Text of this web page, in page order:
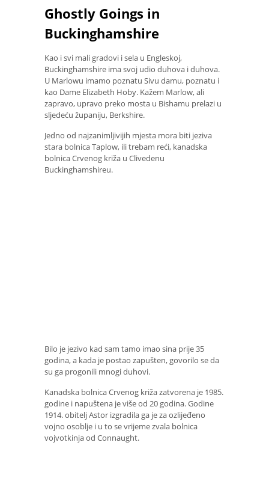
Ghostly Goings in
Buckinghamshire
Kao i svi mali gradovi i sela u Engleskoj,
Buckinghamshire ima svoj udio duhova i duhova.
U Marlowu imamo poznatu Sivu damu, poznatu i
kao Dame Elizabeth Hoby. Kažem Marlow, ali
zapravo, upravo preko mosta u Bishamu prelazi u
sljedeću županiju, Berkshire.
Jedno od najzanimljivijih mjesta mora biti jeziva
stara bolnica Taplow, ili trebam reći, kanadska
bolnica Crvenog križa u Clivedenu
Buckinghamshireu.
Bilo je jezivo kad sam tamo imao sina prije 35
godina, a kada je postao zapušten, govorilo se da
su ga progonili mnogi duhovi.
Kanadska bolnica Crvenog križa zatvorena je 1985.
godine i napuštena je više od 20 godina. Godine
1914. obitelj Astor izgradila ga je za ozlijeđeno
vojno osoblje i u to se vrijeme zvala bolnica
vojvotkinja od Connaught.